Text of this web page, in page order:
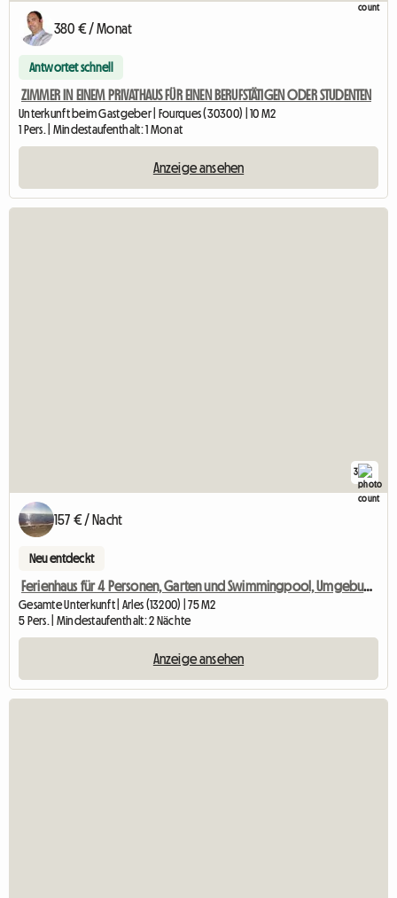
380 € / Monat
Antwortet schnell
ZIMMER IN EINEM PRIVATHAUS FÜR EINEN BERUFSTÄTIGEN ODER STUDENTEN
Unterkunft beim Gastgeber | Fourques (30300) | 10 M2
1 Pers. | Mindestaufenthalt: 1 Monat
Anzeige ansehen
3
157 € / Nacht
Neu entdeckt
Ferienhaus für 4 Personen, Garten und Swimmingpool, Umgebung von Arles
Gesamte Unterkunft | Arles (13200) | 75 M2
5 Pers. | Mindestaufenthalt: 2 Nächte
Anzeige ansehen